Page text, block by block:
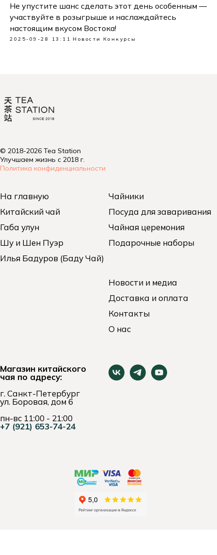
Не упустите шанс сделать этот день особенным —
участвуйте в розыгрыше и наслаждайтесь
настоящим вкусом Востока!
2025-09-28 13:11 Новости Конкурсы
© 2018-2026 Tea Station
Улучшаем жизнь с 2018 г.
Политика конфиденциальности
На главную
Китайский чай
Габа улун
Шу и Шен Пуэр
Илья Бадуров (Баду Чай)
Чайники
Посуда для заваривания
Чайная церемония
Подарочные наборы
Новости и медиа
Доставка и оплата
Контакты
О нас
Магазин китайского
чая по адресу:
г. Санкт-Петербург
ул. Боровая, дом 6
пн-вс 11:00 - 21:00
+7 (921) 653-74-24